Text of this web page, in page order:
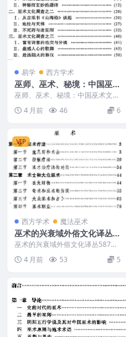
易学 西方学术
巫师、巫术、秘境：中国巫术
文化追踪 赵仲明着135页
巫师、巫术、秘境：中国巫术文化
追踪 赵仲明着135页 260471-4 巫
师、巫...
4 月前 46 6
VIP
西方学术 魔法巫术
巫术的兴衰域外俗文化译丛5
87页
巫术的兴衰域外俗文化译丛587页
260471-7 巫术的兴衰域外俗文化
译丛58...
4 月前 53 5